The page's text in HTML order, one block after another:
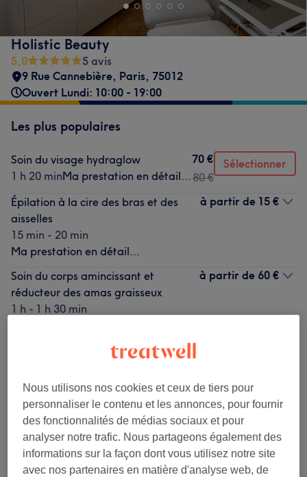
Holistic Beauty
5,0
5 avis
9 Rue Cannebière, Paris, 75012
Ouvert Lundi: 10:00 - 19:00
Les plus populaires
Soin du visage hydraglow
1 h 20 minMa prestation en détail...
70 €
80 €
Sélectionner
Épilation à la cire des bras et des
aisselles
15 min - 20 min
Ma prestation en détail...
à partir de 15 €
Soin du corps amincissant et
réducteur des amas graisseux
1 h - 1 h 30 min
à partir de 60 €
Soin du visage thérapeutique à la
1 h 20 minMa prestation en détail...
Soin du visage barrière et
microbioma skin
1 h 30 min
Ma prestation en détail...
100 € Sélectionner
Nous utilisons nos cookies et ceux de tiers pour
personnaliser le contenu et les annonces, pour fournir
des fonctionnalités de médias sociaux et pour
analyser notre trafic. Nous partageons également des
informations sur la façon dont vous utilisez notre site
avec nos partenaires en matière d'analyse web, de